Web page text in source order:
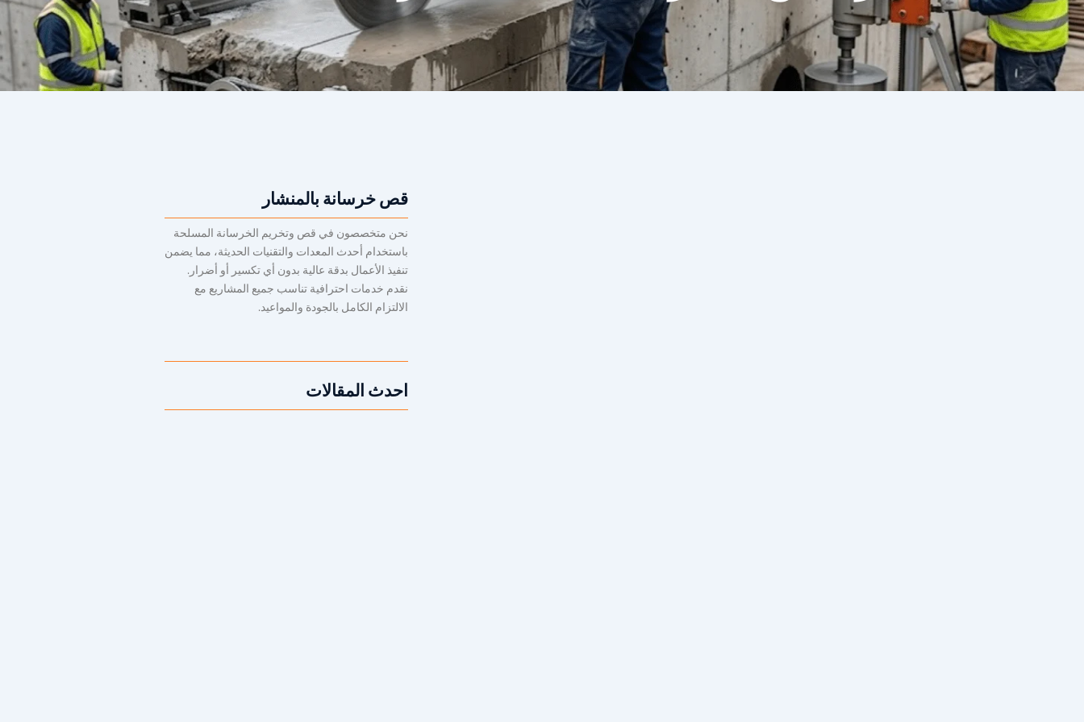
قص خرسانة بالمنشار
نحن متخصصون في قص وتخريم الخرسانة المسلحة
باستخدام أحدث المعدات والتقنيات الحديثة، مما يضمن
تنفيذ الأعمال بدقة عالية بدون أي تكسير أو أضرار.
نقدم خدمات احترافية تناسب جميع المشاريع مع
الالتزام الكامل بالجودة والمواعيد.
احدث المقالات